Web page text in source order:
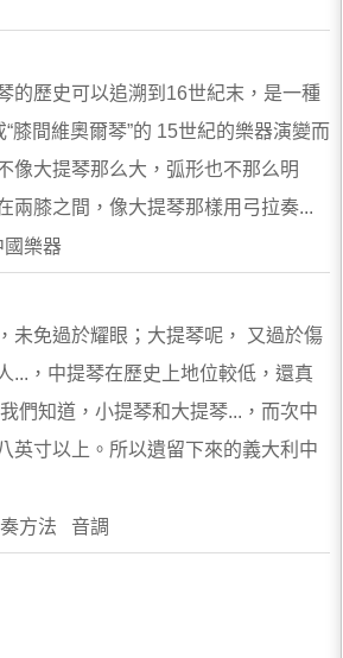
的歷史可以追溯到16世紀末，是一種
“膝間維奧爾琴”的 15世紀的樂器演變而
像大提琴那么大，弧形也不那么明
兩膝之間，像大提琴那樣用弓拉奏...
樂器
未免過於耀眼；大提琴呢， 又過於傷
...，中提琴在歷史上地位較低，還真
們知道，小提琴和大提琴...，而次中
英寸以上。所以遺留下來的義大利中
方法 音調